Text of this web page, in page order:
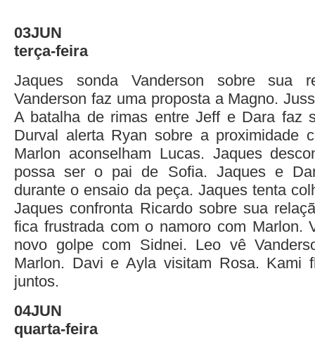
03JUN
terça-feira
Jaques sonda Vanderson sobre sua
Vanderson faz uma proposta a Magno.
A batalha de rimas entre Jeff e Dara faz
Durval alerta Ryan sobre a proximidade
Marlon aconselham Lucas. Jaques
possa ser o pai de Sofia. Jaques e
durante o ensaio da peça. Jaques tenta
Jaques confronta Ricardo sobre sua
fica frustrada com o namoro com Marlon.
novo golpe com Sidnei. Leo vê
Marlon. Davi e Ayla visitam Rosa. Kami
juntos.
04JUN
quarta-feira